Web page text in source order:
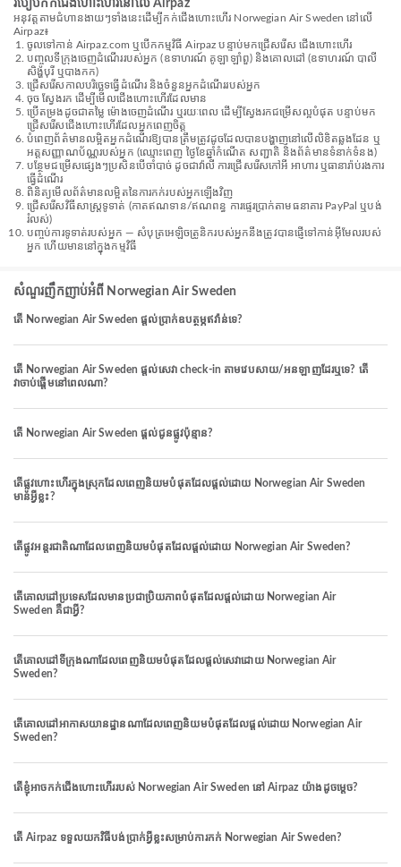
របៀបកក់ជើងហោះហើរនៅលើ Airpaz
អនុវត្តតាមជំហានងាយៗទាំងនេះដើម្បីកក់ជើងហោះហើរ Norwegian Air Sweden នៅលើ
Airpaz៖
ចូលទៅកាន់ Airpaz.com ឬបើកកម្មវិធី Airpaz បន្ទាប់មកជ្រើសរើស ជើងហោះហើរ
បញ្ចូលទីក្រុងចេញដំណើររបស់អ្នក (ឧទាហរណ៍ គូឡាឡាំពួ) និងគោលដៅ (ឧទាហរណ៍ បាលី
សិង្ហបុរី ឬបាងកក)
ជ្រើសរើសកាលបរិច្ឆេទធ្វើដំណើរ និងចំនួនអ្នកដំណើររបស់អ្នក
ចុច ស្វែងរក ដើម្បីមើលជើងហោះហើរដែលមាន
ប្រើតម្រងដូចជាតម្លៃ ម៉ោងចេញដំណើរ ឬរយៈពេល ដើម្បីស្វែងរកជម្រើសល្អបំផុត បន្ទាប់មក
ជ្រើសរើសជើងហោះហើរដែលអ្នកពេញចិត្ត
បំពេញព័ត៌មានលម្អិតអ្នកដំណើរឱ្យបានត្រឹមត្រូវដូចដែលបានបង្ហាញនៅលើលិខិតឆ្លងដែន ឬ
អត្តសញ្ញាណប័ណ្ណរបស់អ្នក (ឈ្មោះពេញ ថ្ងៃខែឆ្នាំកំណើត សញ្ជាតិ និងព័ត៌មានទំនាក់ទំនង)
បន្ថែមជម្រើសផ្សេងៗប្រសិនបើចាំបាច់ ដូចជាវ៉ាលី ការជ្រើសរើសកៅអី អាហារ ឬធានារ៉ាប់រងការ
ធ្វើដំណើរ
ពិនិត្យមើលព័ត៌មានលម្អិតនៃការកក់របស់អ្នកឡើងវិញ
ជ្រើសរើសវិធីសាស្រ្តទូទាត់ (កាតឥណទាន/ឥណពន្ធ ការផ្ទេរប្រាក់តាមធនាគារ PayPal ឬបង់
រំលស់)
បញ្ចប់ការទូទាត់របស់អ្នក — សំបុត្រអេឡិចត្រូនិករបស់អ្នកនឹងត្រូវបានផ្ញើទៅកាន់អ៊ីមែលរបស់
អ្នក ហើយមាននៅក្នុងកម្មវិធី
សំណួរញឹកញាប់អំពី Norwegian Air Sweden
តើ Norwegian Air Sweden ផ្តល់ប្រាក់ឧបត្ថម្ភឥវ៉ាន់ទេ?
តើ Norwegian Air Sweden ផ្តល់សេវា check-in តាមវេបសាយ/អនឡាញដែរឬទេ? តើ
វាចាប់ផ្តើមនៅពេលណា?
តើ Norwegian Air Sweden ផ្តល់ជូនផ្លូវប៉ុន្មាន?
តើផ្លូវហោះហើរក្នុងស្រុកដែលពេញនិយមបំផុតដែលផ្តល់ដោយ Norwegian Air Sweden
មានអ្វីខ្លះ?
តើផ្លូវអន្តរជាតិណាដែលពេញនិយមបំផុតដែលផ្តល់ដោយ Norwegian Air Sweden?
តើគោលដៅប្រទេសដែលមានប្រជាប្រិយភាពបំផុតដែលផ្តល់ដោយ Norwegian Air
Sweden គឺជាអ្វី?
តើគោលដៅទីក្រុងណាដែលពេញនិយមបំផុតដែលផ្តល់សេវាដោយ Norwegian Air
Sweden?
តើគោលដៅអាកាសយានដ្ឋានណាដែលពេញនិយមបំផុតដែលផ្តល់ដោយ Norwegian Air
Sweden?
តើខ្ញុំអាចកក់ជើងហោះហើររបស់ Norwegian Air Sweden នៅ Airpaz យ៉ាងដូចម្តេច?
តើ Airpaz ទទួលយកវិធីបង់ប្រាក់អ្វីខ្លះសម្រាប់ការកក់ Norwegian Air Sweden?